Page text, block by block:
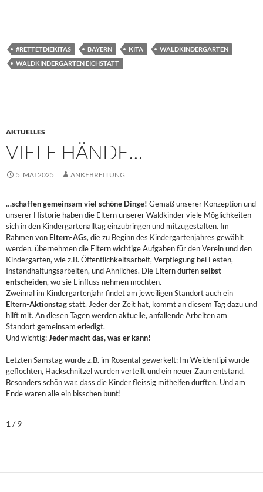
#RETTETDIEKITAS BAYERN KITA
WALDKINDERGARTEN
WALDKINDERGARTEN EICHSTÄTT
AKTUELLES
VIELE HÄNDE…
5. MAI 2025 ANKEBREITUNG
…schaffen gemeinsam viel schöne Dinge! Gemäß unserer Konzeption und
unserer Historie haben die Eltern unserer Waldkinder viele Möglichkeiten
sich in den Kindergartenalltag einzubringen und mitzugestalten. Im
Rahmen von Eltern-AGs, die zu Beginn des Kindergartenjahres gewählt
werden, übernehmen die Eltern wichtige Aufgaben für den Verein und den
Kindergarten, wie z.B. Öffentlichkeitsarbeit, Verpflegung bei Festen,
Instandhaltungsarbeiten, und Ähnliches. Die Eltern dürfenselbst
entscheiden, wo sie Einfluss nehmen möchten.
Zweimal im Kindergartenjahr findet am jeweiligen Standort auch ein
Eltern-Aktionstagstatt. Jeder der Zeit hat, kommt an diesem Tag dazu und
hilft mit. An diesen Tagen werden aktuelle, anfallende Arbeiten am
Standort gemeinsam erledigt.
Und wichtig:Jeder macht das, was er kann!
Letzten Samstag wurde z.B. im Rosental gewerkelt: Im Weidentipi wurde
geflochten, Hackschnitzel wurden verteilt und ein neuer Zaun entstand.
Besonders schön war, dass die Kinder fleissig mithelfen durften. Und am
Ende waren alle ein bisschen bunt!
1 / 9